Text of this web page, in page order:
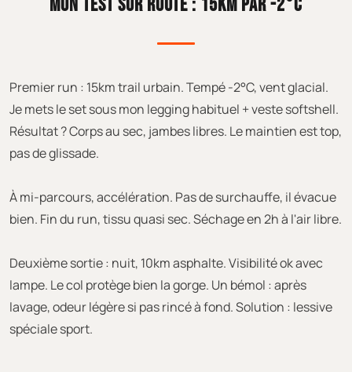
MON TEST SUR ROUTE : 15KM PAR -2°C
Premier run : 15km trail urbain. Tempé -2°C, vent glacial.
Je mets le set sous mon legging habituel + veste softshell.
Résultat ? Corps au sec, jambes libres. Le maintien est top,
pas de glissade.
À mi-parcours, accélération. Pas de surchauffe, il évacue
bien. Fin du run, tissu quasi sec. Séchage en 2h à l'air libre.
Deuxième sortie : nuit, 10km asphalte. Visibilité ok avec
lampe. Le col protège bien la gorge. Un bémol : après
lavage, odeur légère si pas rincé à fond. Solution : lessive
spéciale sport.